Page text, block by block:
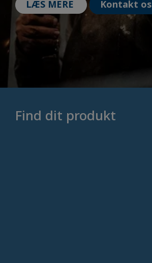
LÆS MERE Kontakt os
Find dit produkt